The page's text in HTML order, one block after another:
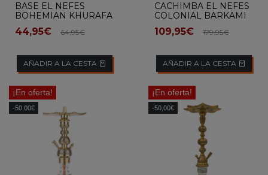
BASE EL NEFES
BOHEMIAN KHURAFA
AMBER
44,95€ 64,95€
AÑADIR A LA CESTA
CACHIMBA EL NEFES
COLONIAL BARKAMI
109,95€ 179,95€
AÑADIR A LA CESTA
¡En oferta!
-50,00€
¡En oferta!
-50,00€